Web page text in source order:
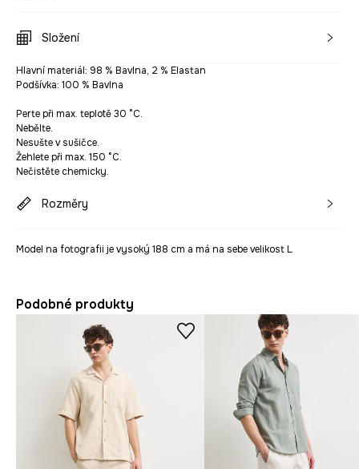
Složení
Hlavní materiál: 98 % Bavlna, 2 % Elastan
Podšívka: 100 % Bavlna
Perte při max. teplotě 30 °C.
Nebělte.
Nesušte v sušičce.
Žehlete při max. 150 °C.
Nečistěte chemicky.
Rozměry
Model na fotografii je vysoký 188 cm a má na sebe velikost L
Podobné produkty